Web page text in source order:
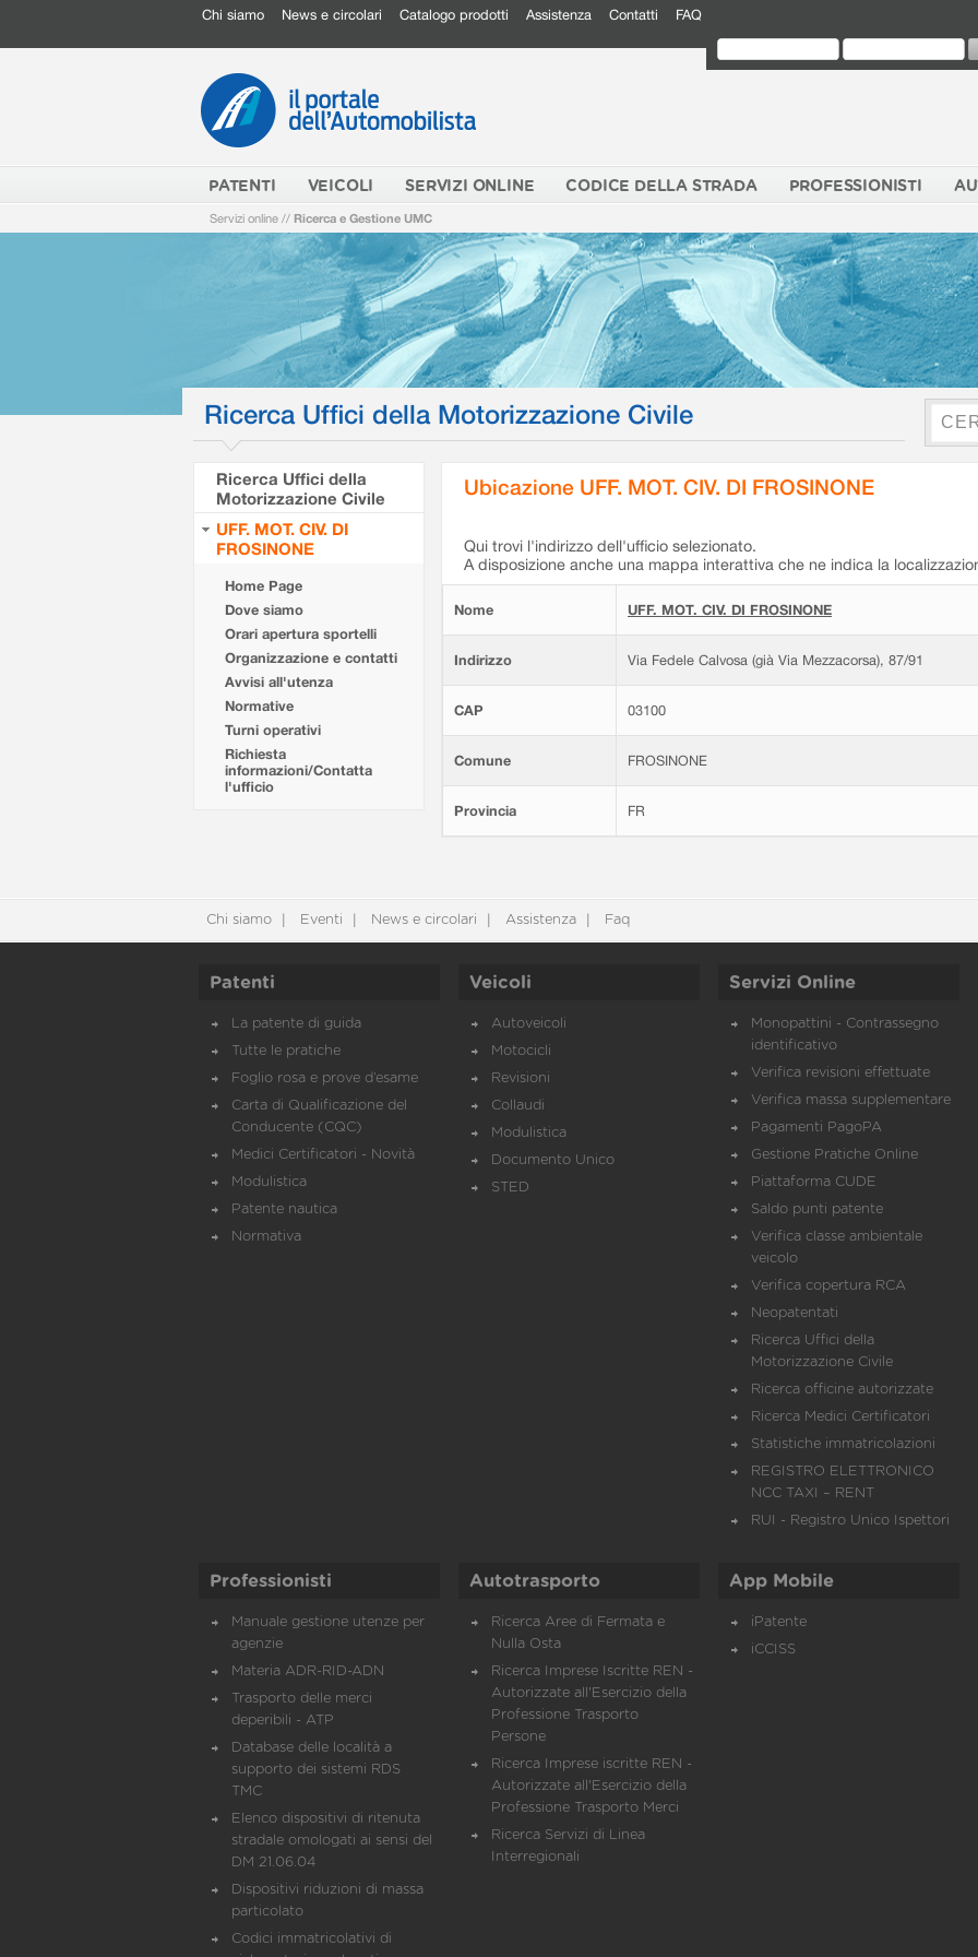
Chi siamo News e circolari Catalogo prodotti Assistenza Contatti FAQ
PATENTI VEICOLI SERVIZI ONLINE CODICE DELLA STRADA PROFESSIONISTI
Servizi online // Ricerca e Gestione UMC
Ricerca Uffici della Motorizzazione Civile
Ricerca Uffici della
Motorizzazione Civile
UFF. MOT. CIV. DI
FROSINONE
Home Page
Dove siamo
Orari apertura sportelli
Organizzazione e contatti
Avvisi all'utenza
Normative
Turni operativi
Richiesta
informazioni/Contatta
l'ufficio
Ubicazione UFF. MOT. CIV. DI FROSINONE
Qui trovi l'indirizzo dell'ufficio selezionato.
A disposizione anche una mappa interattiva che ne indica la
Nome UFF. MOT. CIV. DI FROSINONE
Indirizzo Via Fedele Calvosa (già Via Mezzacorsa), 87/91
CAP 03100
Comune FROSINONE
Provincia FR
Chi siamo Eventi News e circolari Assistenza Faq
Patenti
La patente di guida
Tutte le pratiche
Foglio rosa e prove d’esame
Carta di Qualificazione del
Conducente (CQC)
Medici Certificatori - Novità
Modulistica
Patente nautica
Normativa
Veicoli
Autoveicoli
Motocicli
Revisioni
Collaudi
Modulistica
Documento Unico
STED
Servizi Online
Monopattini - Contrassegno
identificativo
Verifica revisioni effettuate
Verifica massa supplementare
Pagamenti PagoPA
Gestione Pratiche Online
Piattaforma CUDE
Saldo punti patente
Verifica classe ambientale
veicolo
Verifica copertura RCA
Neopatentati
Ricerca Uffici della
Motorizzazione Civile
Ricerca officine autorizzate
Ricerca Medici Certificatori
Statistiche immatricolazioni
REGISTRO ELETTRONICO
NCC TAXI – RENT
RUI - Registro Unico Ispettori
Professionisti
Manuale gestione utenze per
agenzie
Materia ADR-RID-ADN
Trasporto delle merci
deperibili - ATP
Database delle località a
supporto dei sistemi RDS
TMC
Elenco dispositivi di ritenuta
stradale omologati ai sensi del
DM 21.06.04
Dispositivi riduzioni di massa
particolato
Codici immatricolativi di
Autotrasporto
Ricerca Aree di Fermata e
Nulla Osta
Ricerca Imprese Iscritte REN -
Autorizzate all'Esercizio della
Professione Trasporto
Persone
Ricerca Imprese iscritte REN -
Autorizzate all'Esercizio della
Professione Trasporto Merci
Ricerca Servizi di Linea
Interregionali
App Mobile
iPatente
iCCISS